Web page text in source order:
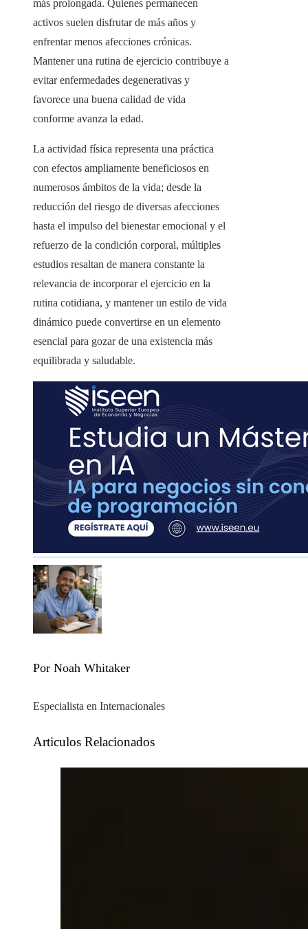
más prolongada. Quienes permanecen
activos suelen disfrutar de más años y
enfrentar menos afecciones crónicas.
Mantener una rutina de ejercicio contribuye a
evitar enfermedades degenerativas y
favorece una buena calidad de vida
conforme avanza la edad.
La actividad física representa una práctica
con efectos ampliamente beneficiosos en
numerosos ámbitos de la vida; desde la
reducción del riesgo de diversas afecciones
hasta el impulso del bienestar emocional y el
refuerzo de la condición corporal, múltiples
estudios resaltan de manera constante la
relevancia de incorporar el ejercicio en la
rutina cotidiana, y mantener un estilo de vida
dinámico puede convertirse en un elemento
esencial para gozar de una existencia más
equilibrada y saludable.
Por Noah Whitaker
Especialista en Internacionales
Articulos Relacionados